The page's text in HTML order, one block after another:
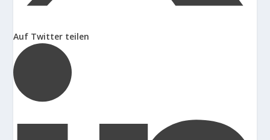
Auf Twitter teilen